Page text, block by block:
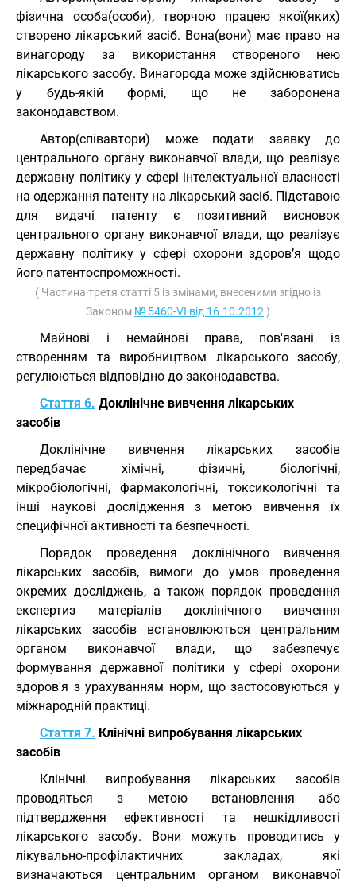
фізична особа(особи), творчою працею якої(яких)
створено лікарський засіб. Вона(вони) має право на
винагороду за використання створеного нею
лікарського засобу. Винагорода може здійснюватись
у будь-якій формі, що не заборонена
законодавством.
Автор(співавтори) може подати заявку до
центрального органу виконавчої влади, що реалізує
державну політику у сфері інтелектуальної власності
на одержання патенту на лікарський засіб. Підставою
для видачі патенту є позитивний висновок
центрального органу виконавчої влади, що реалізує
державну політику у сфері охорони здоров’я щодо
його патентоспроможності.
( Частина третя статті 5 із змінами, внесеними згідно із
Законом № 5460-VI від 16.10.2012 )
Майнові і немайнові права, пов'язані із
створенням та виробництвом лікарського засобу,
регулюються відповідно до законодавства.
Стаття 6. Доклінічне вивчення лікарських
засобів
Доклінічне вивчення лікарських засобів
передбачає хімічні, фізичні, біологічні,
мікробіологічні, фармакологічні, токсикологічні та
інші наукові дослідження з метою вивчення їх
специфічної активності та безпечності.
Порядок проведення доклінічного вивчення
лікарських засобів, вимоги до умов проведення
окремих досліджень, а також порядок проведення
експертиз матеріалів доклінічного вивчення
лікарських засобів встановлюються центральним
органом виконавчої влади, що забезпечує
формування державної політики у сфері охорони
здоров'я з урахуванням норм, що застосовуються у
міжнародній практиці.
Стаття 7. Клінічні випробування лікарських
засобів
Клінічні випробування лікарських засобів
проводяться з метою встановлення або
підтвердження ефективності та нешкідливості
лікарського засобу. Вони можуть проводитись у
лікувально-профілактичних закладах, які
визначаються центральним органом виконавчої